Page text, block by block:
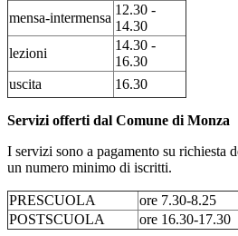
mensa-intermensa
12.30 -
14.30
lezioni
14.30 -
16.30
uscita
16.30
Servizi offerti dal Comune di Monza
I servizi sono a pagamento su richiesta
un numero minimo di iscritti.
PRESCUOLA ore 7.30-8.25
POSTSCUOLA
ore 16.30-17.30